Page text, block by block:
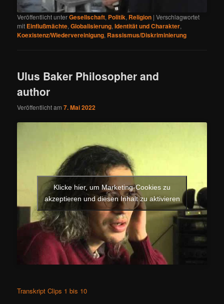
Veröffentlicht unterGesellschaft, Politik, Religion |Verschlagwortet
mit Einflußmächte,Globalisierung,Identität und Charakter,
Koexistenz/Wiedervereinigung, Rassismus/Diskriminierung
Ulus Baker Philosopher and
author
Veröffentlicht am7. Mai 2022
Klicke hier, um Marketing-Cookies zu
akzeptieren und diesen Inhalt zu aktivieren
Transkript Clips 1 bis 10